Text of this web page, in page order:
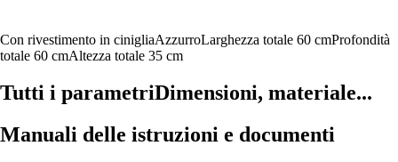
Con rivestimento in cinigliaAzzurroLarghezza totale 60 cmProfondità
totale 60 cmAltezza totale 35 cm
Tutti i parametriDimensioni, materiale...
Manuali delle istruzioni e documenti